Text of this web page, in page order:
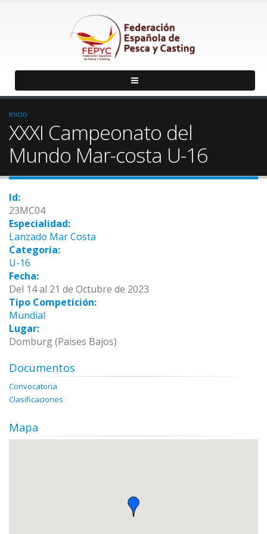
Inicio
XXXI Campeonato del
Mundo Mar-costa U-16
Id:
23MC04
Especialidad:
Lanzado Mar Costa
Categoría:
U-16
Fecha:
Del 14 al 21 de Octubre de 2023
Tipo Competición:
Mundial
Lugar:
Domburg (Paises Bajos)
Documentos
Convocatoria
Clasificaciones
Mapa